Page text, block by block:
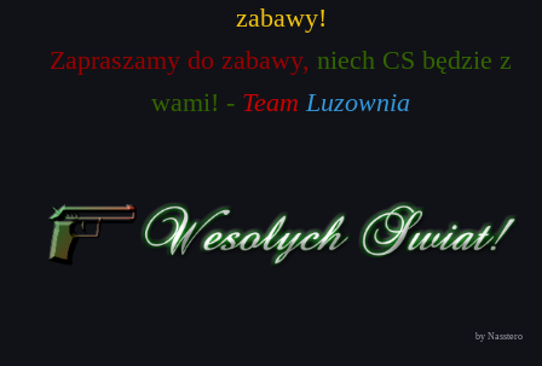
zabawy!
Zapraszamy do zabawy, niech CS będzie z
wami! - Team Luzownia
by Nasstero